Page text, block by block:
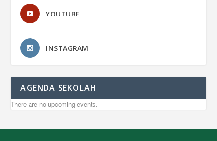
YOUTUBE
INSTAGRAM
AGENDA SEKOLAH
There are no upcoming events.